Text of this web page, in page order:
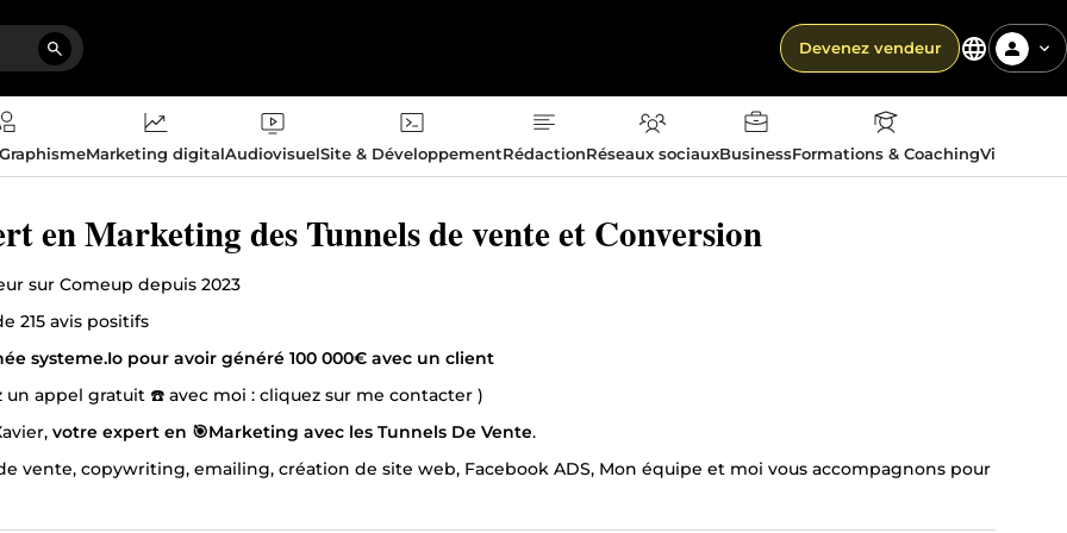
Devenez vendeur
Marketing digitalAudiovisuelSite & DéveloppementRédactionRéseaux sociauxBusinessFormations & CoachingVie
en Marketing des Tunnels de vente et Conversion
✅ Vendeur sur Comeup depuis 2023
215 avis positifs
systeme.Io pour avoir généré 100 000€ avec un client
un appel gratuit ☎️ avec moi : cliquez sur me contacter )
votre expert en 🎯Marketing avec les Tunnels De Vente.
vente, copywriting, emailing, création de site web, Facebook ADS, Mon équipe et moi vous accompagnons pour